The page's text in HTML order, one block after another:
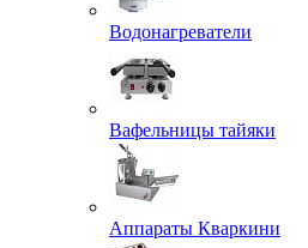
Водонагреватели
Вафельницы тайяки
Аппараты Кваркини